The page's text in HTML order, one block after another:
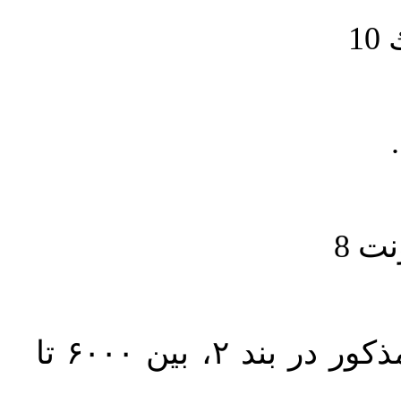
حجم کل مقاله با احتساب تمام بخش‌های مذکور در بند ۲، بین ۶۰۰۰ تا